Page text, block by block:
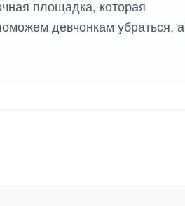
площадка, которая
девчонкам убраться, а